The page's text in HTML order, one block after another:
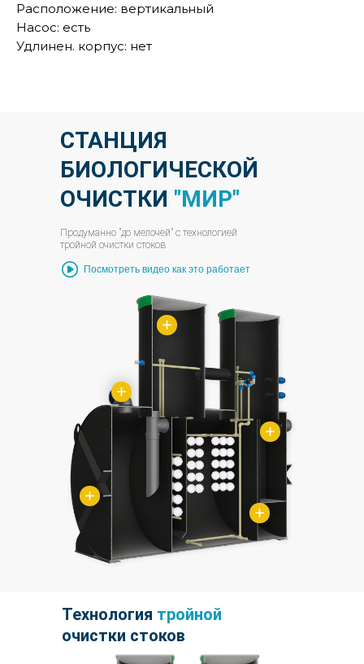
Расположение: вертикальный
Насос: есть
Удлинен. корпус: нет
СТАНЦИЯ
БИОЛОГИЧЕСКОЙ
ОЧИСТКИ "МИР"
Продуманно "до мелочей" с технологией
тройной очистки стоков
Посмотреть видео как это работает
Технология тройной
очистки стоков